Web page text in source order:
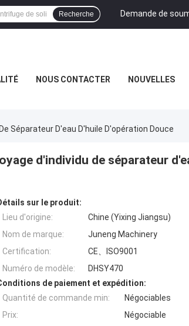
Demande de
Recherche
NOUS CONTACTER NOUVELLES
Séparateur D'eau D'huile D'opération Douce
d'individu de séparateur
sur le produit:
Lieu d'origine:
Chine (Yixing Jiangsu)
Nom de marque:
Juneng Machinery
Certification:
CE、ISO9001
Numéro de modèle:
DHSY470
de paiement et expédition:
Quantité de commande min:
Négociables
Prix:
Négociable